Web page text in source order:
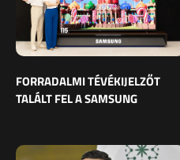
FORRADALMI TÉVÉKIJELZŐT
TALÁLT FEL A SAMSUNG